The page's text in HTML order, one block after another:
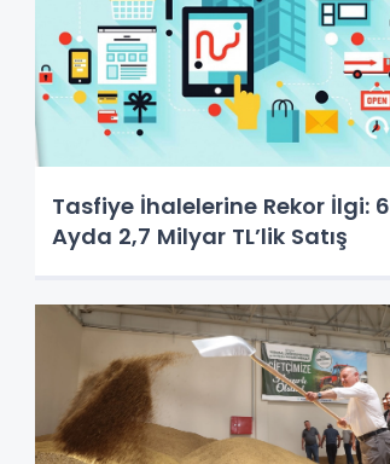
Tasfiye İhalelerine Rekor İlgi: 6
Ayda 2,7 Milyar TL’lik Satış